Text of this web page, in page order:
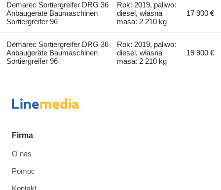
Demarec Sortiergreifer DRG 36
Anbaugeräte Baumaschinen
Sortiergreifer 96
Rok: 2019, paliwo:
diesel, własna
masa: 2 210 kg
17 900 €
Demarec Sortiergreifer DRG 36
Anbaugeräte Baumaschinen
Sortiergreifer 96
Rok: 2019, paliwo:
diesel, własna
masa: 2 210 kg
19 900 €
Firma
O nas
Pomoc
Kontakt